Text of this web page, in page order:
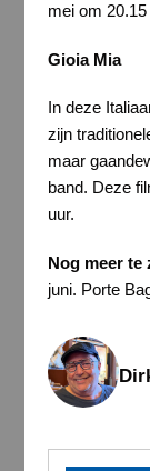
mei om 20.15
Gioia Mia
In deze
zijn
maar
band. Deze
uur.
Nog meer te
juni. Porte